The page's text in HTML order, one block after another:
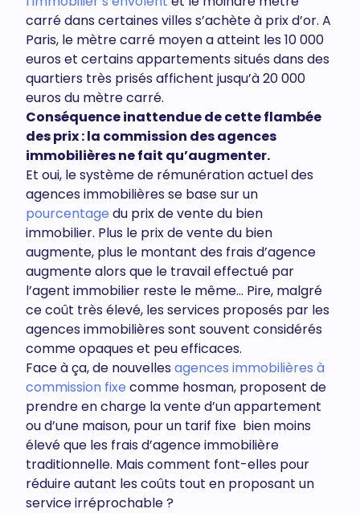
carré dans certaines villes s’achète à prix d’or. A
Paris, le mètre carré moyen a atteint les 10 000
euros et certains appartements situés dans des
quartiers très prisés affichent jusqu’à 20 000
euros du mètre carré.
Conséquence inattendue de cette flambée
des prix : la commission des agences
immobilières ne fait qu’augmenter.
Et oui, le système de rémunération actuel des
agences immobilières se base sur un
pourcentage du prix de vente du bien
immobilier. Plus le prix de vente du bien
augmente, plus le montant des frais d’agence
augmente alors que le travail effectué par
l’agent immobilier reste le même… Pire, malgré
ce coût très élevé, les services proposés par les
agences immobilières sont souvent considérés
comme opaques et peu efficaces.
Face à ça, de nouvellesagences immobilières à
commission fixe comme hosman, proposent de
prendre en charge la vente d’un appartement
ou d’une maison, pour un tarif fixe bien moins
élevé que les frais d’agence immobilière
traditionnelle. Mais comment font-elles pour
réduire autant les coûts tout en proposant un
service irréprochable ?